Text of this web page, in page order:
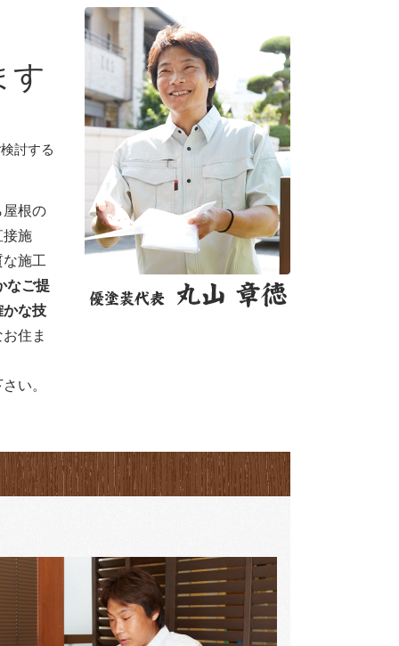
す
討する
屋根の
接施
施工
なご提
かな技
住ま
い。